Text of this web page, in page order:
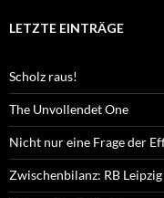
LETZTE EINTRÄGE
Scholz raus!
The Unvollendet One
Nicht nur eine Frage der
Zwischenbilanz: RB